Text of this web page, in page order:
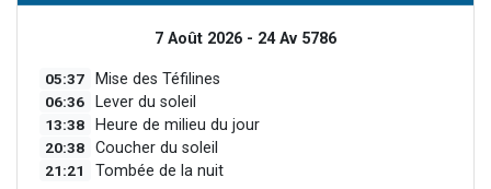
7 Août 2026 - 24 Av 5786
05:37 Mise des Téfilines
06:36 Lever du soleil
13:38 Heure de milieu du jour
20:38 Coucher du soleil
21:21 Tombée de la nuit